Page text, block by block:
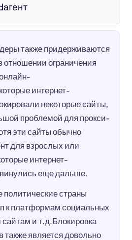
также придерживаются
отношении ограничения
интернет-
некоторые сайты,
проблемой для прокси-
эти сайты обычно
для взрослых или
интернет-
еще дальше.
политические страны
к платформам социальных
и т.д.Блокировка
также является довольно